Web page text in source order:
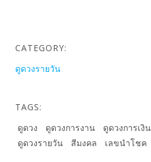
CATEGORY:
ดูดวงรายวัน
TAGS:
ดูดวง
ดูดวงการงาน ดูดวงการเงิน
ดูดวงรายวัน
สีมงคล เลขนำโชค